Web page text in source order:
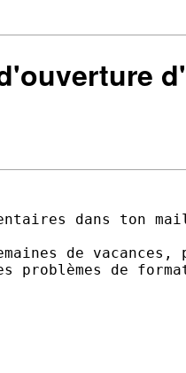
dans ton
de vacances,
de